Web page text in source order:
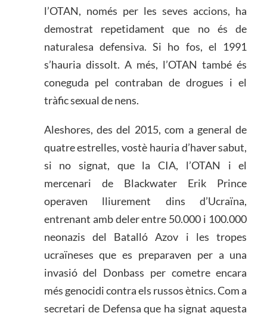
l’OTAN, només per les seves accions, ha
demostrat repetidament que no és de
naturalesa defensiva. Si ho fos, el 1991
s’hauria dissolt. A més, l’OTAN també és
coneguda pel contraban de drogues i el
tràfic sexual de nens.
Aleshores, des del 2015, com a general de
quatre estrelles, vostè hauria d’haver sabut,
si no signat, que la CIA, l’OTAN i el
mercenari de Blackwater Erik Prince
operaven lliurement dins d’Ucraïna,
entrenant amb deler entre 50.000 i 100.000
neonazis del Batalló Azov i les tropes
ucraïneses que es preparaven per a una
invasió del Donbass per cometre encara
més genocidi contra els russos ètnics. Com a
secretari de Defensa que ha signat aquesta